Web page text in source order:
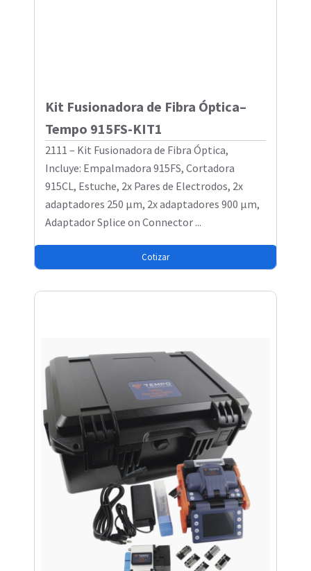
Kit Fusionadora de Fibra Óptica–
Tempo 915FS-KIT1
2111 – Kit Fusionadora de Fibra Óptica,
Incluye: Empalmadora 915FS, Cortadora
915CL, Estuche, 2x Pares de Electrodos, 2x
adaptadores 250 µm, 2x adaptadores 900 µm,
Adaptador Splice on Connector ...
Cotizar